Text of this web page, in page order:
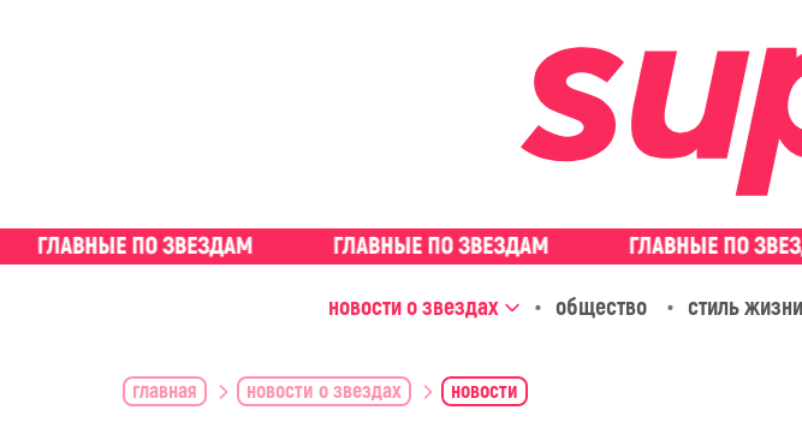
новости о звездах общество стиль жизни
главная новости о звездах новости